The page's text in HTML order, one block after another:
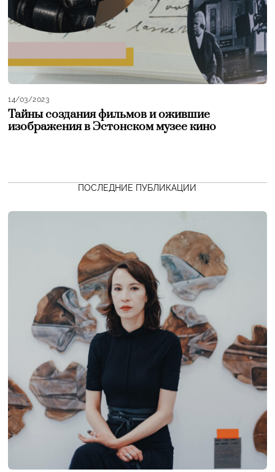
14/03/2023
Тайны создания фильмов и ожившие
изображения в Эстонском музее кино
ПОСЛЕДНИЕ ПУБЛИКАЦИИ